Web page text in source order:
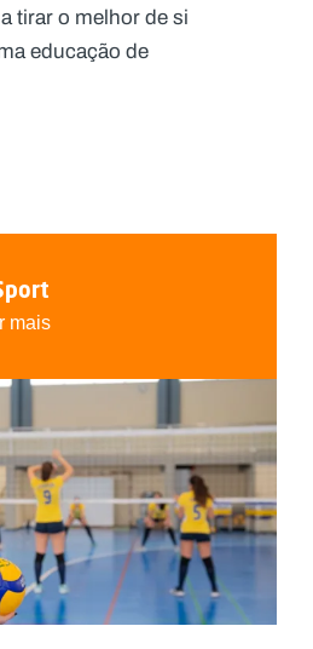
tirar o melhor de si
educação de
mais